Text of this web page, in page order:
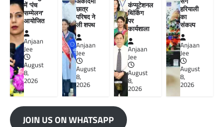
में ‘पंच
सम्मेलन’
आयोजित
Anjaan
Jee
August
8,
2026
छात्र
परिषद ने
ली शपथ
Anjaan
Jee
August
8,
2026
कंप्यूटेशनल
थिंकिंग
पर
कार्यशाला
Anjaan
Jee
August
8,
2026
हरियाली
का
संकल्प
Anjaan
Jee
August
8,
2026
JOIN US ON WHATSAPP